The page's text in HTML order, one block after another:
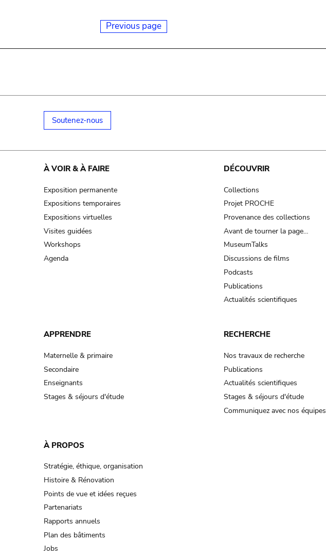
Previous page
Soutenez-nous
À VOIR & À FAIRE
Exposition permanente
Expositions temporaires
Expositions virtuelles
Visites guidées
Workshops
Agenda
DÉCOUVRIR
Collections
Projet PROCHE
Provenance des collections
Avant de tourner la page…
MuseumTalks
Discussions de films
Podcasts
Publications
Actualités scientifiques
APPRENDRE
Maternelle & primaire
Secondaire
Enseignants
Stages & séjours d'étude
RECHERCHE
Nos travaux de recherche
Publications
Actualités scientifiques
Stages & séjours d'étude
Communiquez avec nos équipes
À PROPOS
Stratégie, éthique, organisation
Histoire & Rénovation
Points de vue et idées reçues
Partenariats
Rapports annuels
Plan des bâtiments
Jobs